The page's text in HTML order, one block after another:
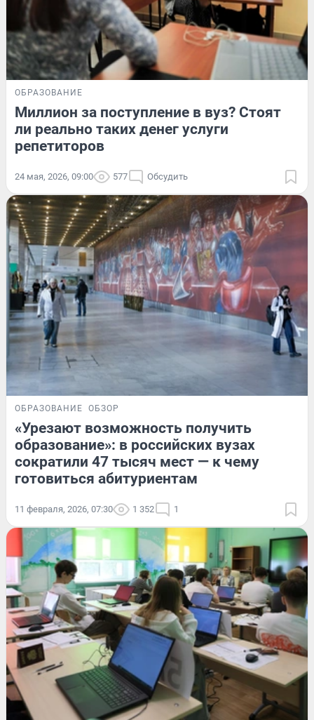
ОБРАЗОВАНИЕ
Миллион за поступление в вуз? Стоят
ли реально таких денег услуги
репетиторов
24 мая, 2026, 09:00 577 Обсудить
ОБРАЗОВАНИЕ ОБЗОР
«Урезают возможность получить
образование»: в российских вузах
сократили 47 тысяч мест — к чему
готовиться абитуриентам
11 февраля, 2026, 07:30 1 352 1